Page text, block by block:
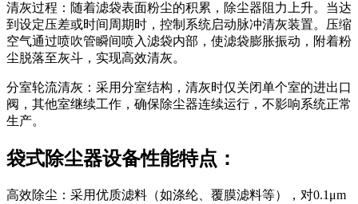
清灰过程：随着滤袋表面粉尘的积累，除尘器阻力上升。当达
到设定压差或时间周期时，控制系统启动脉冲清灰装置。压缩
空气通过喷吹管瞬间喷入滤袋内部，使滤袋膨胀振动，附着粉
尘脱落至灰斗，实现高效清灰。
分室轮流清灰：采用分室结构，清灰时仅关闭单个室的进出口
阀，其他室继续工作，确保除尘器连续运行，不影响系统正常
生产。
袋式除尘器设备性能特点：
高效除尘：采用优质滤料（如涤纶、覆膜滤料等），对0.1μm